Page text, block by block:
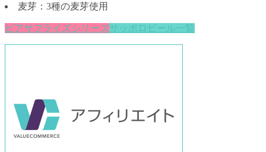
麦芽：3種の麦芽使用
ビアサプライズシリーズ サッポロビール一覧